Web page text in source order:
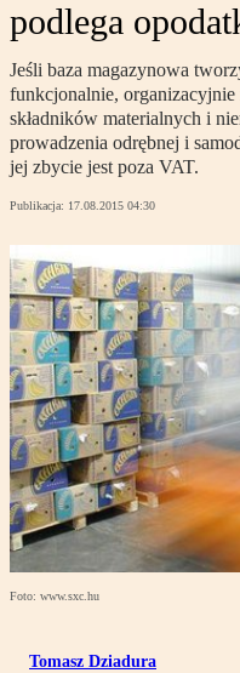
podlega
Jeśli baza magazynowa
funkcjonalnie, organizacyjnie
składników materialnych i
prowadzenia odrębnej i
jej zbycie jest poza VAT.
Publikacja: 17.08.2015 04:30
Foto: www.sxc.hu
Tomasz Dziadura